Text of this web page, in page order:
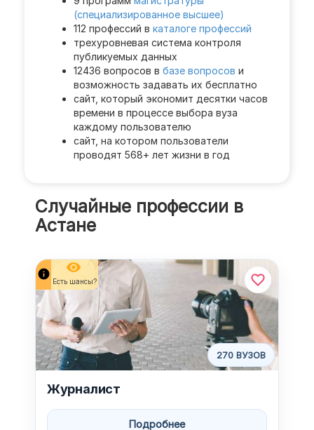
(специализированное высшее)
112 профессий в каталоге профессий
трехуровневая система контроля
публикуемых данных
12436 вопросов в базе вопросов и
возможность задавать их бесплатно
сайт, который экономит десятки часов
времени в процессе выбора вуза
каждому пользователю
сайт, на котором пользователи
проводят 568+ лет жизни в год
Случайные профессии в
Астане
info remove_red_eye
Есть шансы?
270 ВУЗОВ
Журналист
Подробнее